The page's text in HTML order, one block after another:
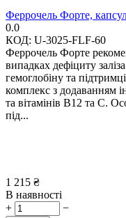
Феррочель Форте,
0.0
КОД: U-3025-FLF-60
Феррочель Форте
випадках дефіциту
гемоглобіну та
комплекс з додаванням
та вітамінів В12 та С.
під...
1 215 ₴
В наявності
+
−